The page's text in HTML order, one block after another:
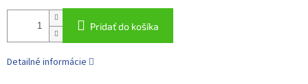
cena:
Pridať do košíka
Detailné informácie